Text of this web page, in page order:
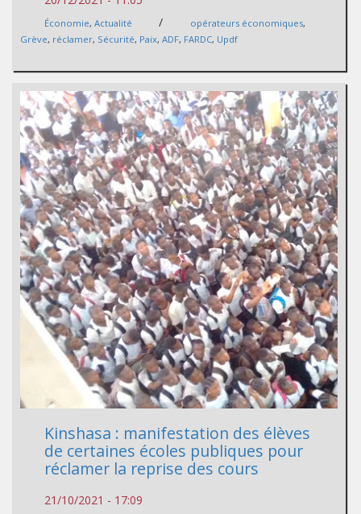
Économie, Actualité / opérateurs économiques,
Grève, réclamer, Sécurité, Paix, ADF, FARDC, Updf
Kinshasa : manifestation des élèves
de certaines écoles publiques pour
réclamer la reprise des cours
21/10/2021 - 17:09